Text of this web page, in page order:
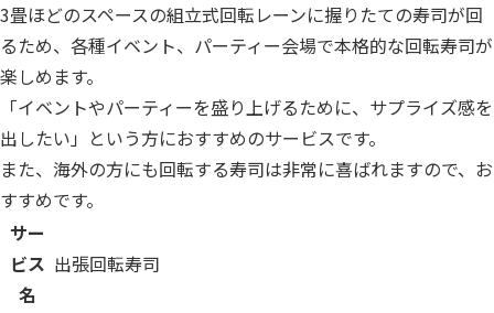
3畳ほどのスペースの組立式回転レーンに握りたての寿司が回
るため、各種イベント、パーティー会場で本格的な回転寿司が
楽しめます。
「イベントやパーティーを盛り上げるために、サプライズ感を
出したい」という方におすすめのサービスです。
また、海外の方にも回転する寿司は非常に喜ばれますので、お
すすめです。
サー
ビス
名
出張回転寿司